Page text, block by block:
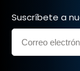
Suscríbete a